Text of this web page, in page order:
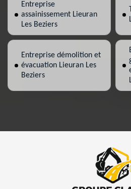
Entreprise
assainissement Lieuran
Les Beziers
Entreprise démolition et
évacuation Lieuran Les
Beziers